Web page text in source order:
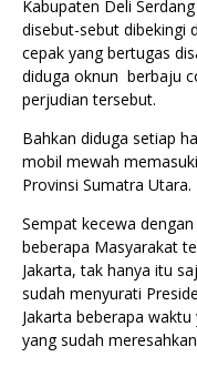
Kabupaten Deli
disebut-sebut dibekingi
cepak yang bertugas
diduga oknun berbaju
perjudian tersebut.
Bahkan diduga setiap
mobil mewah
Provinsi Sumatra Utara.
Sempat kecewa
beberapa Masyarakat
Jakarta, tak hanya itu
sudah menyurati
Jakarta beberapa
yang sudah